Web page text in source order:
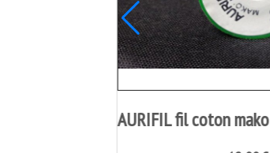
lin 19 fils/cm